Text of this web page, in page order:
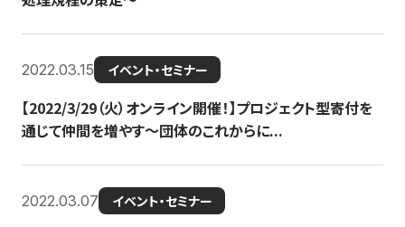
2022.03.15 イベント・セミナー
【2022/3/29（火）オンライン開催！】プロジェクト型寄付を
通じて仲間を増やす～団体のこれからに...
2022.03.07 イベント・セミナー